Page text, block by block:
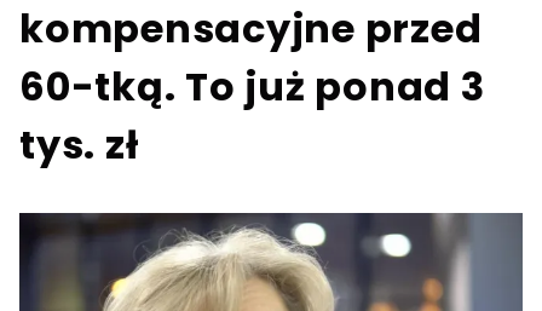
kompensacyjne przed
60-tką. To już ponad 3
tys. zł